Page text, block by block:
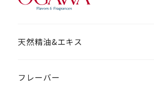
天然精油&エキス
フレーバー